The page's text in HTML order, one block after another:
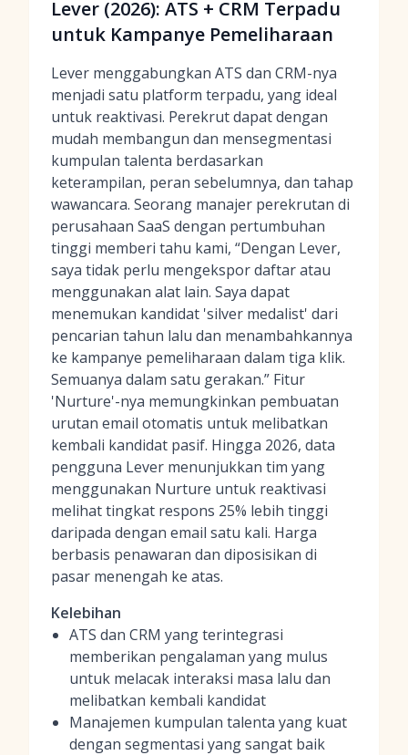
Lever (2026): ATS + CRM Terpadu
untuk Kampanye Pemeliharaan
Lever menggabungkan ATS dan CRM-nya
menjadi satu platform terpadu, yang ideal
untuk reaktivasi. Perekrut dapat dengan
mudah membangun dan mensegmentasi
kumpulan talenta berdasarkan
keterampilan, peran sebelumnya, dan tahap
wawancara. Seorang manajer perekrutan di
perusahaan SaaS dengan pertumbuhan
tinggi memberi tahu kami, “Dengan Lever,
saya tidak perlu mengekspor daftar atau
menggunakan alat lain. Saya dapat
menemukan kandidat 'silver medalist' dari
pencarian tahun lalu dan menambahkannya
ke kampanye pemeliharaan dalam tiga klik.
Semuanya dalam satu gerakan.” Fitur
'Nurture'-nya memungkinkan pembuatan
urutan email otomatis untuk melibatkan
kembali kandidat pasif. Hingga 2026, data
pengguna Lever menunjukkan tim yang
menggunakan Nurture untuk reaktivasi
melihat tingkat respons 25% lebih tinggi
daripada dengan email satu kali. Harga
berbasis penawaran dan diposisikan di
pasar menengah ke atas.
Kelebihan
ATS dan CRM yang terintegrasi
memberikan pengalaman yang mulus
untuk melacak interaksi masa lalu dan
melibatkan kembali kandidat
Manajemen kumpulan talenta yang kuat
dengan segmentasi yang sangat baik